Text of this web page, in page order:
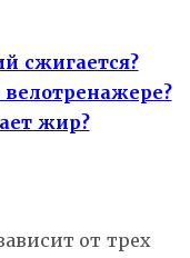
сжигается?
жир?
от трех